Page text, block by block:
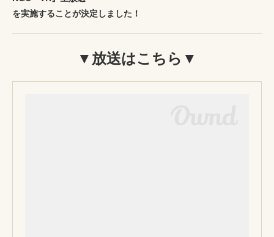
を実施することが決定しました！
▼放送はこちら▼